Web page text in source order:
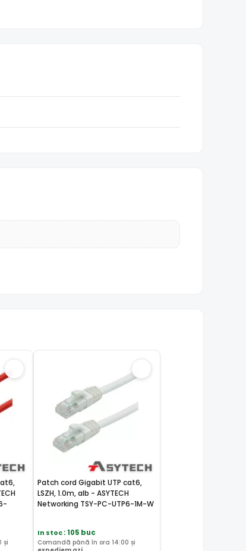
și
Patch cord Gigabit UTP cat6,
LSZH, 1.0m, alb - ASYTECH
Networking TSY-PC-UTP6-1M-W
In stoc: 105 buc
Comandă până în ora 14:00 și